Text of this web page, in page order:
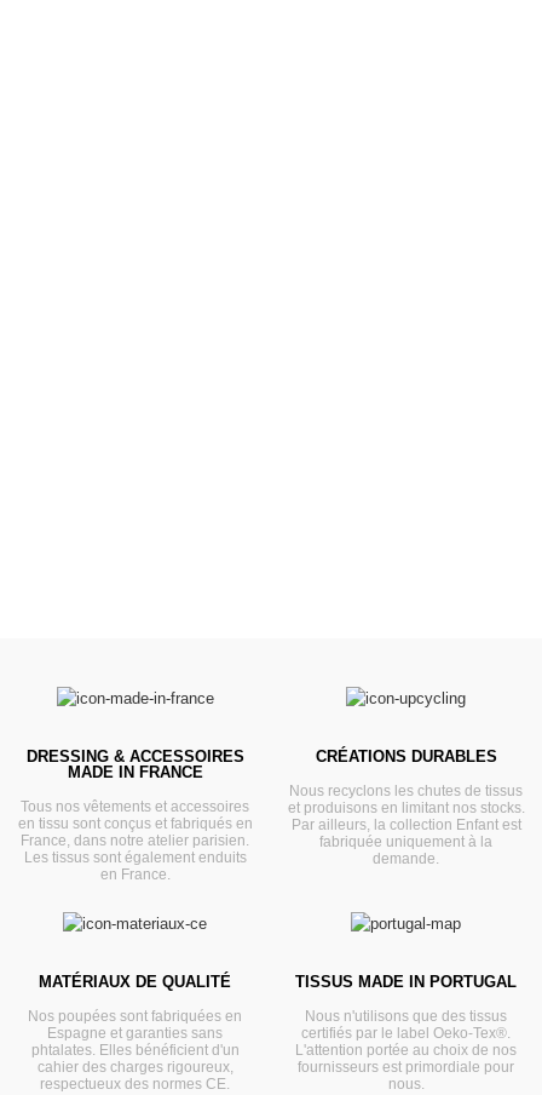
DRESSING & ACCESSOIRES
MADE IN FRANCE
Tous nos vêtements et accessoires
en tissu sont conçus et fabriqués en
France, dans notre atelier parisien.
Les tissus sont également enduits
en France.
CRÉATIONS DURABLES
Nous recyclons les chutes de tissus
et produisons en limitant nos stocks.
Par ailleurs, la collection Enfant est
fabriquée uniquement à la
demande.
MATÉRIAUX DE QUALITÉ
Nos poupées sont fabriquées en
Espagne et garanties sans
phtalates. Elles bénéficient d'un
cahier des charges rigoureux,
respectueux des normes CE.
TISSUS MADE IN PORTUGAL
Nous n'utilisons que des tissus
certifiés par le label Oeko-Tex®.
L'attention portée au choix de nos
fournisseurs est primordiale pour
nous.